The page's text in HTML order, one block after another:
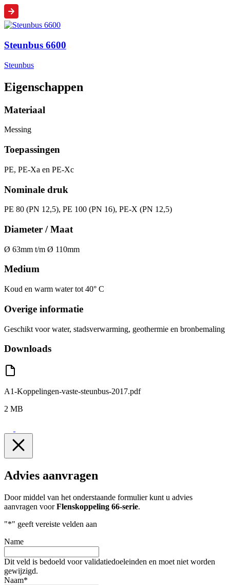
Steunbus 6600
Steunbus
Eigenschappen
Materiaal
Messing
Toepassingen
PE, PE-Xa en PE-Xc
Nominale druk
PE 80 (PN 12,5), PE 100 (PN 16), PE-X (PN 12,5)
Diameter / Maat
Ø 63mm t/m Ø 110mm
Medium
Koud en warm water tot 40° C
Overige informatie
Geschikt voor water, stadsverwarming, geothermie en bronbemaling
Downloads
A1-Koppelingen-vaste-steunbus-2017.pdf
2 MB
Advies aanvragen
Door middel van het onderstaande formulier kunt u advies
aanvragen voorFlenskoppeling 66-serie.
"*" geeft vereiste velden aan
Name
Dit veld is bedoeld voor validatiedoeleinden en moet niet worden
gewijzigd.
Naam*